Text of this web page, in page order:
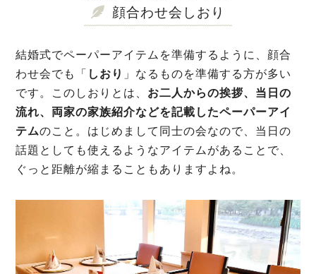
顔合わせ会しおり
結婚式でペーパーアイテムを準備するように、顔合
わせ会でも「 しおり 」なるものを準備する方が多い
です。このしおりとは、 お二人からの挨拶、当日の
流れ、両家の家族紹介などを記載したペーパーアイ
テムのこと。はじめまして同士の会なので、当日の
話題としても使えるようなアイテムがあることで、
ぐっと距離が縮まることもありますよね。